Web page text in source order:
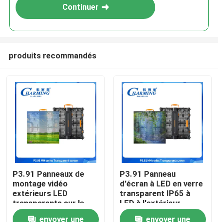
Aperçu
Produits
VR Show
Continuer
produits recommandés
P3.91 Panneaux de
montage vidéo
extérieurs LED
transparents sur le
devant de la boutique
envoyer une
P3.91 Panneau
d'écran à LED en verre
transparent IP65 à
LED à l'extérieur
étanche à l'eau
envoyer une